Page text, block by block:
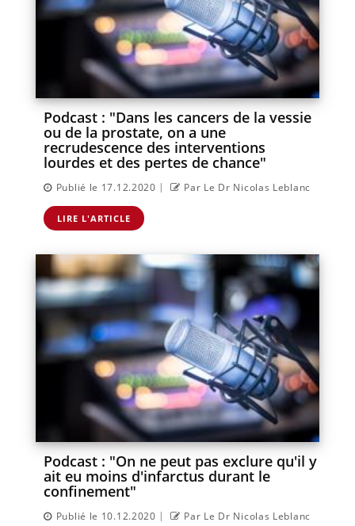
Podcast : "Dans les cancers de la vessie
ou de la prostate, on a une
recrudescence des interventions
lourdes et des pertes de chance"
Publié le 17.12.2020 | Par Le Dr Nicolas Leblanc
LIRE L'ARTICLE
Podcast : "On ne peut pas exclure qu'il y
ait eu moins d'infarctus durant le
confinement"
Publié le 10.12.2020 | Par Le Dr Nicolas Leblanc